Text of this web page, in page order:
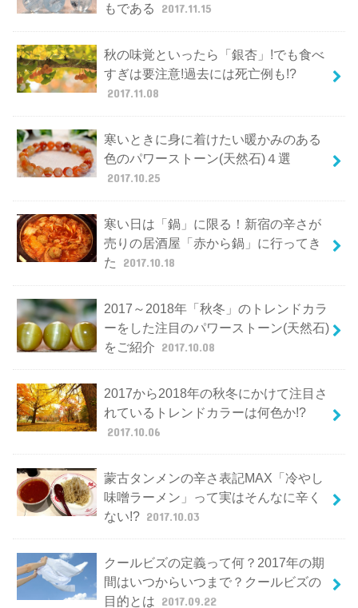
もである
2017.11.15
秋の味覚といったら「銀杏」!でも食べ
すぎは要注意!過去には死亡例も!?
2017.11.08
寒いときに身に着けたい暖かみのある
色のパワーストーン(天然石)４選
2017.10.25
寒い日は「鍋」に限る！新宿の辛さが
売りの居酒屋「赤から鍋」に行ってき
た
2017.10.18
2017～2018年「秋冬」のトレンドカラ
ーをした注目のパワーストーン(天然石)
をご紹介 2017.10.08
2017から2018年の秋冬にかけて注目さ
れているトレンドカラーは何色か!?
2017.10.06
蒙古タンメンの辛さ表記MAX「冷やし
味噌ラーメン」って実はそんなに辛く
ない!? 2017.10.03
クールビズの定義って何？2017年の期
間はいつからいつまで？クールビズの
目的とは 2017.09.22